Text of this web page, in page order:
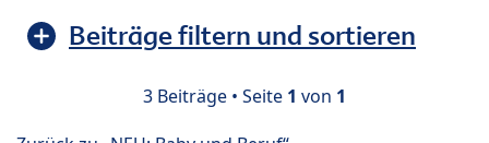
Beiträge filtern und sortieren
3 Beiträge • Seite 1 von 1